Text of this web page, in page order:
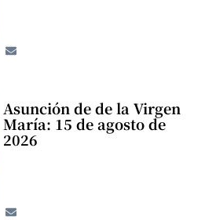
Asunción de de la Virgen
María: 15 de agosto de
2026